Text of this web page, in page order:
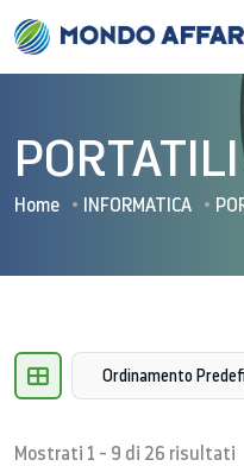
PORTATILI
Home INFORMATICA
Ordinamento
Mostrati 1 - 9 di 26 risultati